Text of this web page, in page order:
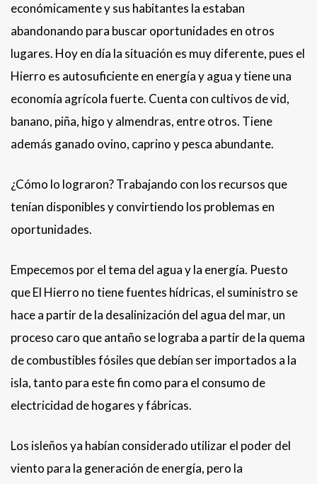
económicamente y sus habitantes la estaban
abandonando para buscar oportunidades en otros
lugares. Hoy en día la situación es muy diferente, pues el
Hierro es autosuficiente en energía y agua y tiene una
economía agrícola fuerte. Cuenta con cultivos de vid,
banano, piña, higo y almendras, entre otros. Tiene
además ganado ovino, caprino y pesca abundante.
¿Cómo lo lograron? Trabajando con los recursos que
tenían disponibles y convirtiendo los problemas en
oportunidades.
Empecemos por el tema del agua y la energía. Puesto
que El Hierro no tiene fuentes hídricas, el suministro se
hace a partir de la desalinización del agua del mar, un
proceso caro que antaño se lograba a partir de la quema
de combustibles fósiles que debían ser importados a la
isla, tanto para este fin como para el consumo de
electricidad de hogares y fábricas.
Los isleños ya habían considerado utilizar el poder del
viento para la generación de energía, pero la